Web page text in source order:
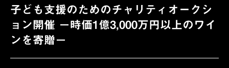
子ども支援のためのチャリティオークシ
ョン開催 －時価1億3,000万円以上のワイ
ンを寄贈－